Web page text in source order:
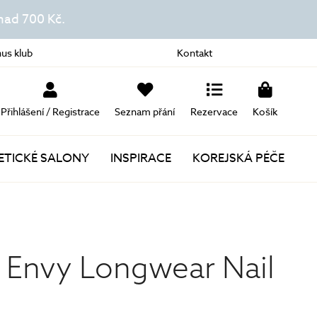
700 Kč.
klub Kontakt
Přihlášení / Registrace Seznam přání Rezervace Košík
Dárky k nákupu
SALONY INSPIRACE KOREJSKÁ PÉČE
Longwear Nail